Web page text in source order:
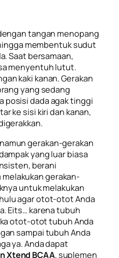
tangan menopang
membentuk sudut
Saat bersamaan,
menyentuh lutut.
kaki kanan. Gerakan
yang sedang
posisi dada agak tinggi
ke sisi kiri dan kanan,
gerakan-gerakan
yang luar biasa
berani
gerakan-
untuk melakukan
agar otot-otot Anda
Eits… karena tubuh
otot-otot tubuh Anda
sampai tubuh Anda
ya. Anda dapat
Xtend BCAA, suplemen